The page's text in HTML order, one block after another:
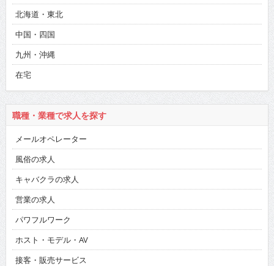
北海道・東北
中国・四国
九州・沖縄
在宅
職種・業種で求人を探す
メールオペレーター
風俗の求人
キャバクラの求人
営業の求人
パワフルワーク
ホスト・モデル・AV
接客・販売サービス